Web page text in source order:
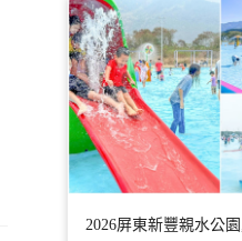
2026屏東新豐親水公